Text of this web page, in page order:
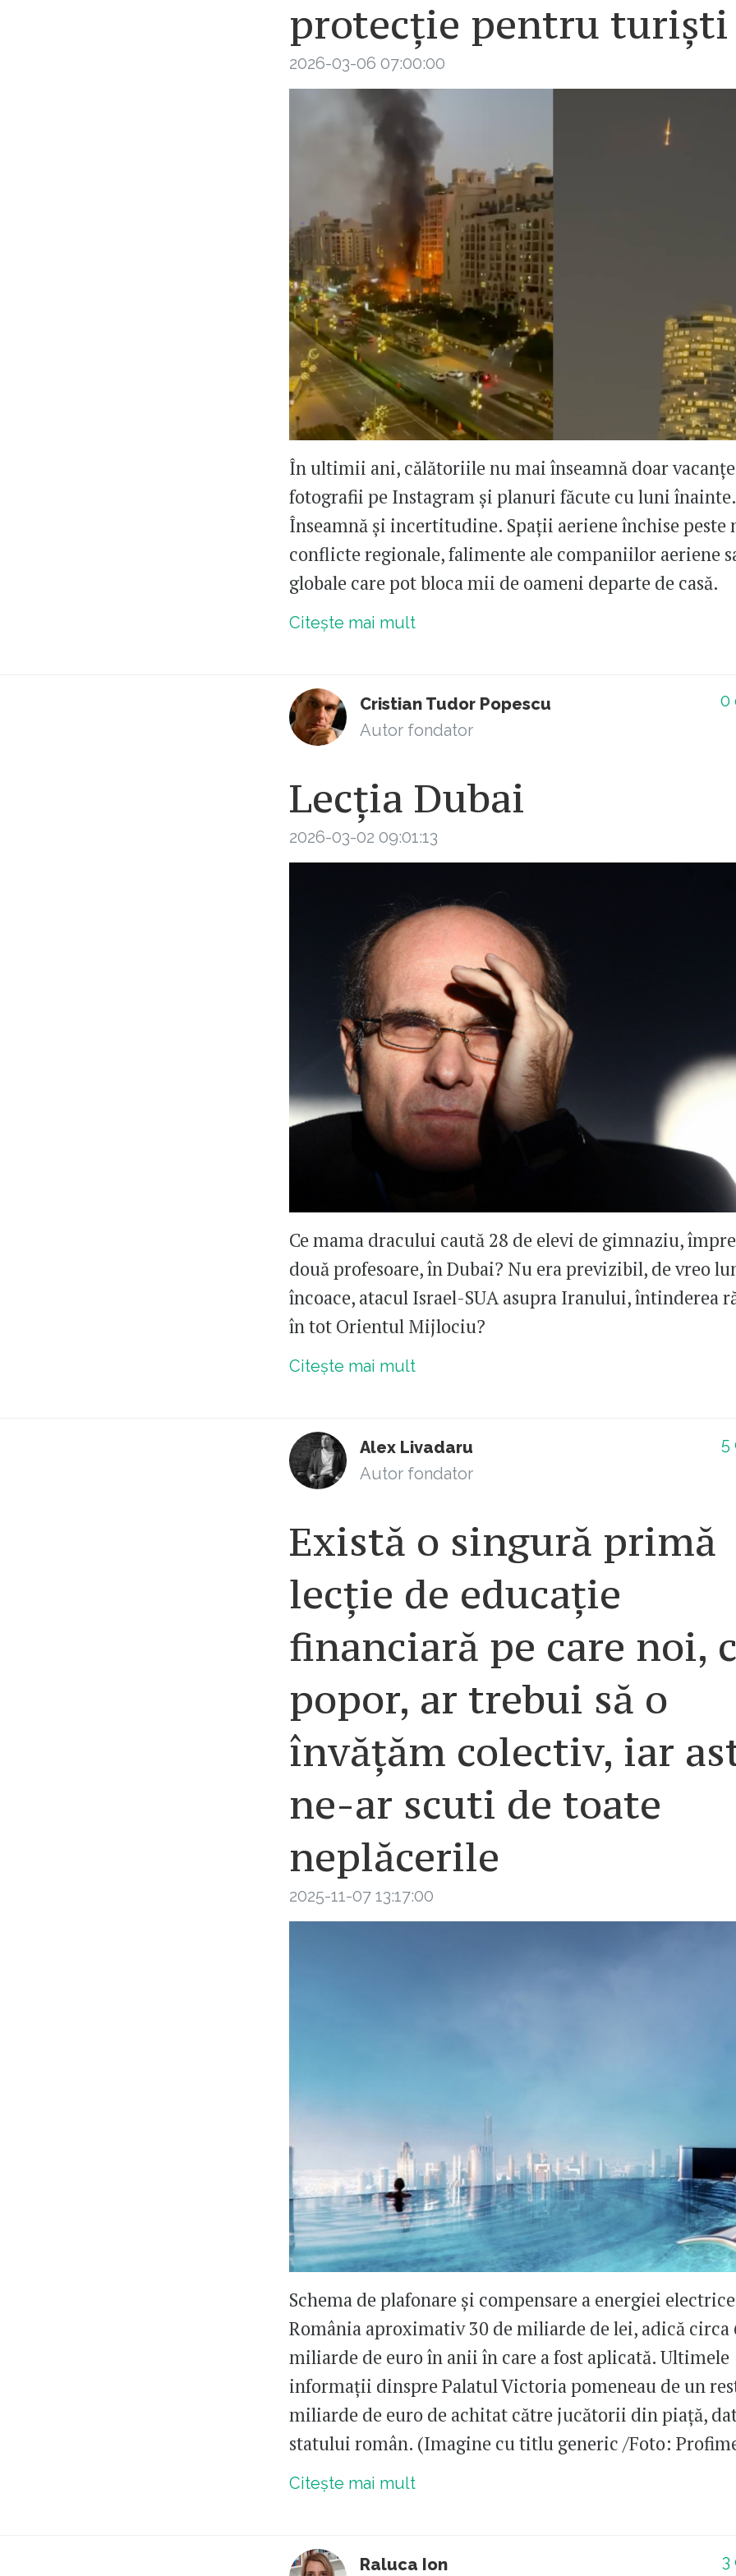
protecție pentru turiști
2026-03-06 07:00:00
În ultimii ani, călătoriile nu mai înseamnă doar
fotografii pe Instagram și planuri făcute cu luni înainte.
Înseamnă și incertitudine. Spații aeriene închise peste
conflicte regionale, falimente ale companiilor aeriene
globale care pot bloca mii de oameni departe de casă.
Citește mai mult
Cristian Tudor Popescu
Autor fondator
0
Lecția Dubai
2026-03-02 09:01:13
Ce mama dracului caută 28 de elevi de gimnaziu,
două profesoare, în Dubai? Nu era previzibil, de vreo
încoace, atacul Israel-SUA asupra Iranului, întinderea
în tot Orientul Mijlociu?
Citește mai mult
Alex Livadaru
Autor fondator
5
Există o singură primă
lecție de educație
financiară pe care noi,
popor, ar trebui să o
învățăm colectiv, iar
ne-ar scuti de toate
neplăcerile
2025-11-07 13:17:00
Schema de plafonare și compensare a energiei
România aproximativ 30 de miliarde de lei, adică circa
miliarde de euro în anii în care a fost aplicată. Ultimele
informații dinspre Palatul Victoria pomeneau de un
miliarde de euro de achitat către jucătorii din piață,
statului român. (Imagine cu titlu generic /Foto:
Citește mai mult
Raluca Ion 3